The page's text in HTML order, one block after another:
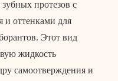
протезов с
и оттенками для
Этот вид
жидкость
самоотверждения и